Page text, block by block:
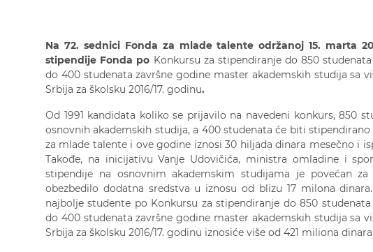
Na 72.sednici Fonda za mlade talente održanoj15. marta
stipendije Fonda po Konkursu za stipendiranje do 850
do 400 studenata završne godine master akademskih studija sa
Srbija za školsku 2016/17. godinu.
Od 1991 kandidata koliko se prijavilo na navedeni konkurs, 850
osnovnih akademskih studija, a 400 studenata će biti
za mlade talente i ove godine iznosi 30 hiljada dinara mesečno i
Takođe, na inicijativu Vanje Udovičića, ministra omladine i
stipendije na osnovnim akademskim studijama je povećan
obezbedilo dodatna sredstva u iznosu od blizu 17 milona
najbolje studente po Konkursu za stipendiranje do 850
do 400 studenata završne godine master akademskih studija sa
Srbija za školsku 2016/17. godinu iznosiće više od 421 miliona dinara.